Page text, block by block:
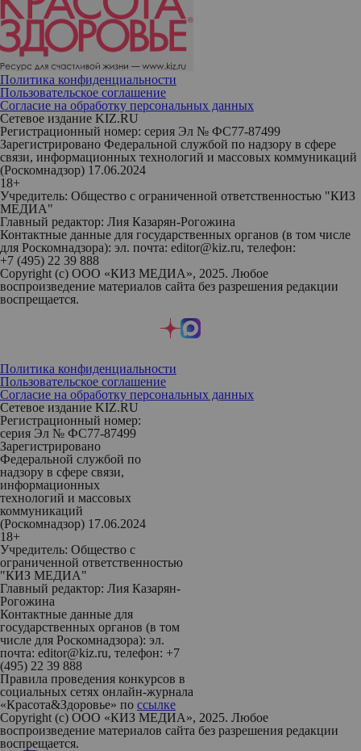
Политика конфиденциальности
Пользовательское соглашение
Согласие на обработку персональных данных
Сетевое издание KIZ.RU
Регистрационный номер: серия Эл № ФС77-87499
Зарегистрировано Федеральной службой по надзору в сфере
связи, информационных технологий и массовых коммуникаций
(Роскомнадзор) 17.06.2024
18+
Учредитель: Общество с ограниченной ответственностью "КИЗ
МЕДИА"
Главный редактор: Лия Казарян-Рогожина
Контактные данные для государственных органов (в том числе
для Роскомнадзора): эл. почта: editor@kiz.ru, телефон:
+7 (495) 22 39 888
Copyright (с) ООО «КИЗ МЕДИА», 2025. Любое
воспроизведение материалов сайта без разрешения редакции
воспрещается.
Политика конфиденциальности
Пользовательское соглашение
Согласие на обработку персональных данных
Сетевое издание KIZ.RU
Регистрационный номер:
серия Эл № ФС77-87499
Зарегистрировано
Федеральной службой по
надзору в сфере связи,
информационных
технологий и массовых
коммуникаций
(Роскомнадзор) 17.06.2024
18+
Учредитель: Общество с
ограниченной ответственностью
"КИЗ МЕДИА"
Главный редактор: Лия Казарян-
Рогожина
Контактные данные для
государственных органов (в том
числе для Роскомнадзора): эл.
почта: editor@kiz.ru, телефон: +7
(495) 22 39 888
Правила проведения конкурсов в
социальных сетях онлайн-журнала
«Красота&Здоровье» по ссылке
Copyright (с) ООО «КИЗ МЕДИА», 2025. Любое
воспроизведение материалов сайта без разрешения редакции
воспрещается.